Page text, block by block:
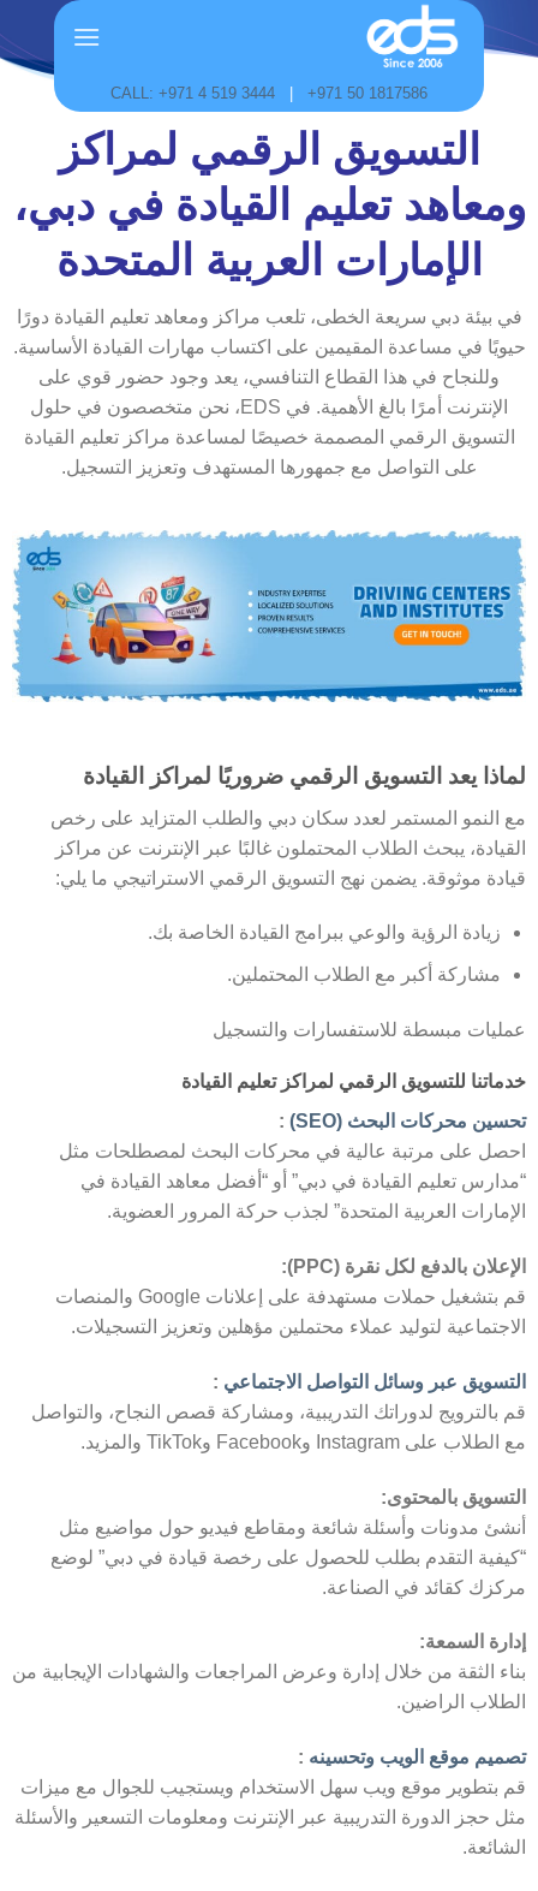
to
CALL: +971 4 519 3444 |+971 50 1817586
التسويق الرقمي لمراكز
ومعاهد تعليم القيادة في دبي،
الإمارات العربية المتحدة
في بيئة دبي سريعة الخطى، تلعب مراكز ومعاهد تعليم القيادة دورًا
حيويًا في مساعدة المقيمين على اكتساب مهارات القيادة الأساسية.
وللنجاح في هذا القطاع التنافسي، يعد وجود حضور قوي على
الإنترنت أمرًا بالغ الأهمية. في EDS، نحن متخصصون في حلول
التسويق الرقمي المصممة خصيصًا لمساعدة مراكز تعليم القيادة
على التواصل مع جمهورها المستهدف وتعزيز التسجيل.
لماذا يعد التسويق الرقمي ضروريًا لمراكز القيادة
مع النمو المستمر لعدد سكان دبي والطلب المتزايد على رخص
القيادة، يبحث الطلاب المحتملون غالبًا عبر الإنترنت عن مراكز
قيادة موثوقة. يضمن نهج التسويق الرقمي الاستراتيجي ما يلي:
زيادة الرؤية والوعي ببرامج القيادة الخاصة بك.
مشاركة أكبر مع الطلاب المحتملين.
عمليات مبسطة للاستفسارات والتسجيل
خدماتنا للتسويق الرقمي لمراكز تعليم القيادة
تحسين محركات البحث (SEO)
:
احصل على مرتبة عالية في محركات البحث لمصطلحات مثل
“مدارس تعليم القيادة في دبي” أو “أفضل معاهد القيادة في
الإمارات العربية المتحدة” لجذب حركة المرور العضوية.
الإعلان بالدفع لكل نقرة (PPC):
قم بتشغيل حملات مستهدفة على إعلانات Google والمنصات
الاجتماعية لتوليد عملاء محتملين مؤهلين وتعزيز التسجيلات.
التسويق عبر وسائل التواصل الاجتماعي :
قم بالترويج لدوراتك التدريبية، ومشاركة قصص النجاح، والتواصل
مع الطلاب على Instagram وFacebook وTikTok والمزيد.
التسويق بالمحتوى:
أنشئ مدونات وأسئلة شائعة ومقاطع فيديو حول مواضيع مثل
“كيفية التقدم بطلب للحصول على رخصة قيادة في دبي” لوضع
مركزك كقائد في الصناعة.
إدارة السمعة:
بناء الثقة من خلال إدارة وعرض المراجعات والشهادات الإيجابية من
الطلاب الراضين.
تصميم موقع الويب وتحسينه :
قم بتطوير موقع ويب سهل الاستخدام ويستجيب للجوال مع ميزات
مثل حجز الدورة التدريبية عبر الإنترنت ومعلومات التسعير والأسئلة
الشائعة.